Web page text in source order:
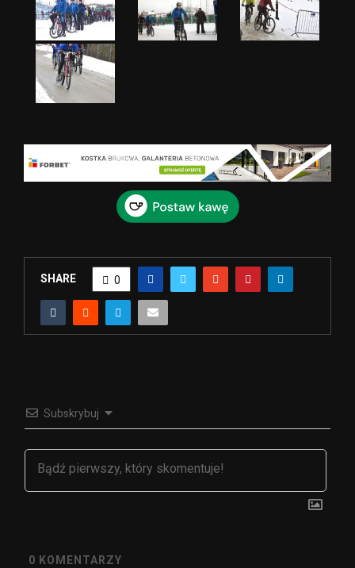
SHARE 0
Subskrybuj
0 KOMENTARZY